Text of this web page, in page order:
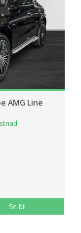
AMG Line
Se bil